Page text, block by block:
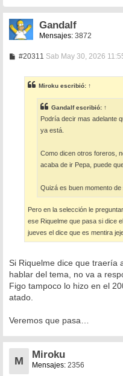
Gandalf
Mensajes: 3872
#20311 M
a
j
e
Sab May 30, 2026
Miroku escribió: ↑
Gandalfescribió: ↑
Podría decir mas adelante
ya está.
Como dicen otros foreros,
acaba de ir Pepa, puede
Quizá es buen momento de
Pero en la selección le
ese Riquelme que pasa si dice
jueves el dice que es mentira
Si Riquelme dice que traería
hablar del tema, no va a
Figo tampoco lo hizo en el
atado.
Veremos que pasa…
M
Miroku
Mensajes: 2356